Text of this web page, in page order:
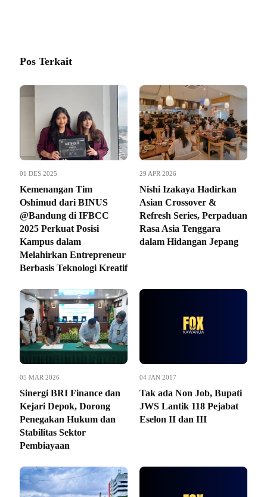
Pos Terkait
01 DES 2025
Kemenangan Tim
Oshimud dari BINUS
@Bandung di IFBCC
2025 Perkuat Posisi
Kampus dalam
Melahirkan Entrepreneur
Berbasis Teknologi Kreatif
29 APR 2026
Nishi Izakaya Hadirkan
Asian Crossover &
Refresh Series, Perpaduan
Rasa Asia Tenggara
dalam Hidangan Jepang
05 MAR 2026
Sinergi BRI Finance dan
Kejari Depok, Dorong
Penegakan Hukum dan
Stabilitas Sektor
Pembiayaan
04 JAN 2017
Tak ada Non Job, Bupati
JWS Lantik 118 Pejabat
Eselon II dan III